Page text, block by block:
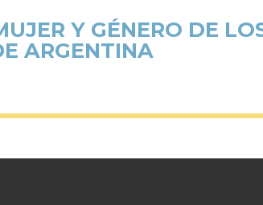
Y GÉNERO DE
ARGENTINA